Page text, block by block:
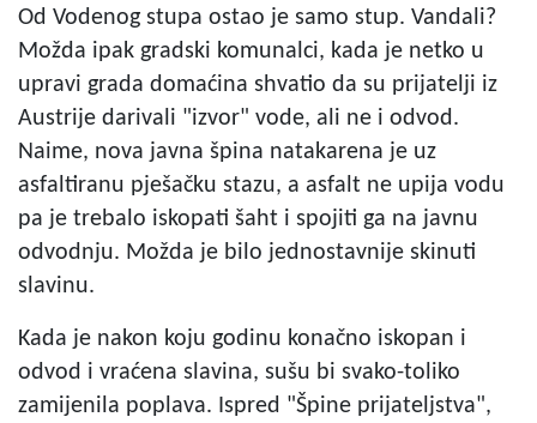
Od Vodenog stupa ostao je samo stup. Vandali?
Možda ipak gradski komunalci, kada je netko u
upravi grada domaćina shvatio da su prijatelji iz
Austrije darivali "izvor" vode, ali ne i odvod.
Naime, nova javna špina natakarena je uz
asfaltiranu pješačku stazu, a asfalt ne upija vodu
pa je trebalo iskopati šaht i spojiti ga na javnu
odvodnju. Možda je bilo jednostavnije skinuti
slavinu.
Kada je nakon koju godinu konačno iskopan i
odvod i vraćena slavina, sušu bi svako-toliko
zamijenila poplava. Ispred "Špine prijateljstva",